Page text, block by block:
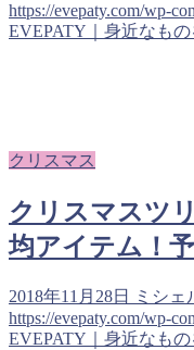
https://evepaty.com/wp-
EVEPATY｜身近なも
クリスマス
クリスマスツ
均アイテム！
2018年11月28日
ミシェ
https://evepaty.com/wp-
EVEPATY｜身近なも